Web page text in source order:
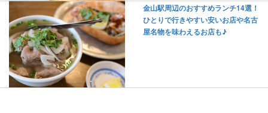
金山駅周辺のおすすめランチ14選！
ひとりで行きやすい安いお店や名古
屋名物を味わえるお店も♪